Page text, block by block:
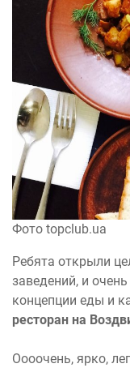
Фото topclub.ua
Ребята открыли
заведений, и
концепции еды и
ресторан на
Оооочень, ярко,